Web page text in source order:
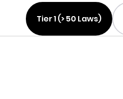
Tier 1 (> 50 Laws)